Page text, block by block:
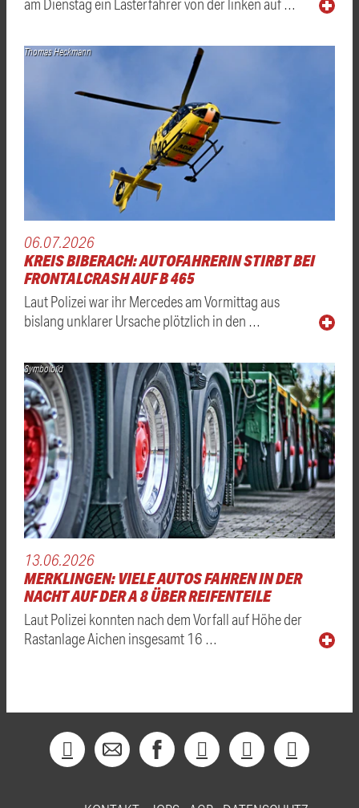
am Dienstag ein Lasterfahrer von der linken auf …
Thomas Heckmann
06.07.2026
KREIS BIBERACH: AUTOFAHRERIN STIRBT BEI
FRONTALCRASH AUF B 465
Laut Polizei war ihr Mercedes am Vormittag aus
bislang unklarer Ursache plötzlich in den …
Symbolbild
13.06.2026
MERKLINGEN: VIELE AUTOS FAHREN IN DER
NACHT AUF DER A 8 ÜBER REIFENTEILE
Laut Polizei konnten nach dem Vorfall auf Höhe der
Rastanlage Aichen insgesamt 16 …